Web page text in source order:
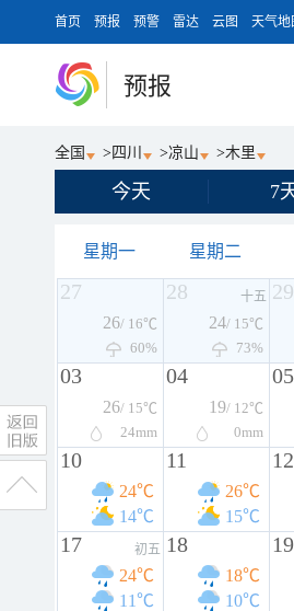
首页 预报 预警 雷达 云图 天气地
预报
全国 > 四川 >凉山 >木里
今天 7
星期一 星期二
27
26/ 16℃
60%
28 十五
24/ 15℃
73%
29
03
26/ 15℃
24mm
04
19/ 12℃
0mm
05
10
24℃
14℃
11
26℃
15℃
12
17 初五
24℃
11℃
18
18℃
10℃
19